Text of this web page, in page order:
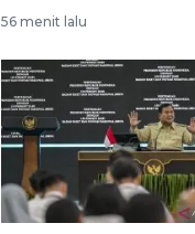
56 menit lalu